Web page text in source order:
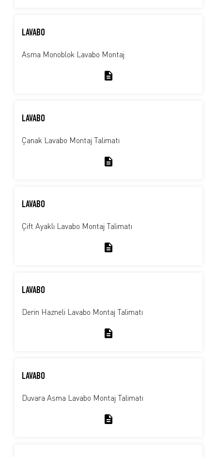
LAVABO
Asma Monoblok Lavabo Montaj
LAVABO
Çanak Lavabo Montaj Talimatı
LAVABO
Çift Ayaklı Lavabo Montaj Talimatı
LAVABO
Derin Hazneli Lavabo Montaj Talimatı
LAVABO
Duvara Asma Lavabo Montaj Talimatı